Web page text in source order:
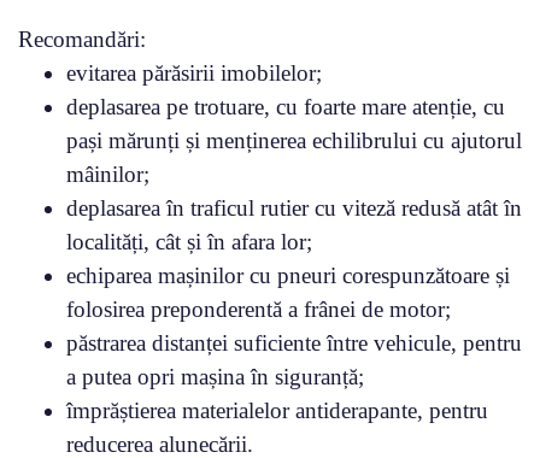
Recomandări:
evitarea părăsirii imobilelor;
deplasarea pe trotuare, cu foarte mare atenție, cu
pași mărunți și menținerea echilibrului cu ajutorul
mâinilor;
deplasarea în traficul rutier cu viteză redusă atât în
localități, cât și în afara lor;
echiparea mașinilor cu pneuri corespunzătoare și
folosirea preponderentă a frânei de motor;
păstrarea distanței suficiente între vehicule, pentru
a putea opri mașina în siguranță;
împrăștierea materialelor antiderapante, pentru
reducerea alunecării.